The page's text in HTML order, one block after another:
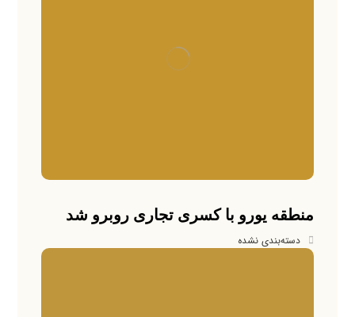
منطقه یورو با کسری تجاری روبرو شد
دسته‌بندی نشده